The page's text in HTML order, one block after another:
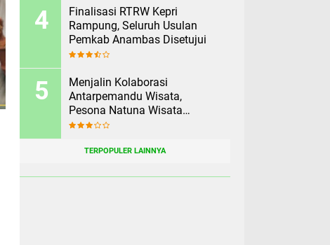
Finalisasi RTRW Kepri
Rampung, Seluruh Usulan
Pemkab Anambas Disetujui
Menjalin Kolaborasi
Antarpemandu Wisata,
Pesona Natuna Wisata
Rekomendasikan Pesona
Malaysia
TERPOPULER LAINNYA